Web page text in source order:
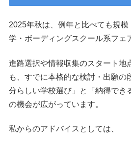
2025年秋は、例年と比べても規
学・ボーディングスクール系フェ
進路選択や情報収集のスタート地
も、すでに本格的な検討・出願の
分らしい学校選び」と「納得でき
の機会が広がっています。
私からのアドバイスとしては、